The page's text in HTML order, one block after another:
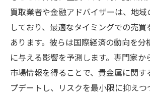
買取業者や金融アドバイザーは、地
しており、最適なタイミングでの売
あります。彼らは国際経済の動向を
に与える影響を予測します。専門家か
市場情報を得ることで、貴金属に関す
プデートし、リスクを最小限に抑え